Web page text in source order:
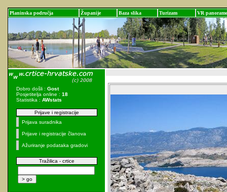
Planinska područja Županije Baza slika Turizam VR panorame
Dobro došli : Gost
Posjetitelja online : 18
Statistika : AWstats
Prijave i registracije
Prijava suradnika
Prijave i registracije članova
Ažuriranje podataka gradovi
Tražilica - crtice